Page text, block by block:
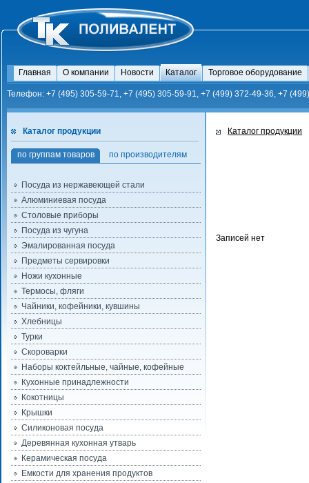
Главная О компании Новости Каталог Торговое оборудование
Телефон: +7 (495) 305-59-71, +7 (495) 305-59-91, +7 (499) 372-49-36, +7
Каталог продукции
по группам товаров по производителям
Посуда из нержавеющей стали
Алюминиевая посуда
Столовые приборы
Посуда из чугуна
Эмалированная посуда
Предметы сервировки
Ножи кухонные
Термосы, фляги
Чайники, кофейники, кувшины
Хлебницы
Турки
Скороварки
Наборы коктейльные, чайные, кофейные
Кухонные принадлежности
Кокотницы
Крышки
Силиконовая посуда
Деревянная кухонная утварь
Керамическая посуда
Емкости для хранения продуктов
Каталог продукции
Записей нет